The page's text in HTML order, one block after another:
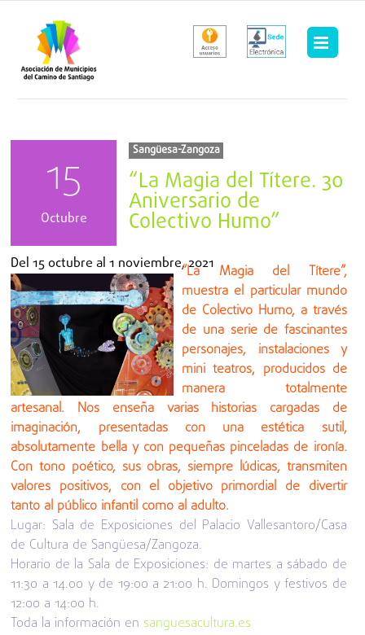
contenido
15
Octubre
Sangüesa-Zangoza
“La Magia del Títere. 30
Aniversario de
Colectivo Humo”
Del15 octubre al1 noviembre, 2021“La Magia del Títere”,
muestra el particular mundo
de Colectivo Humo, a través
de una serie de fascinantes
personajes, instalaciones y
mini teatros, producidos de
manera totalmente
artesanal. Nos enseña varias historias cargadas de
imaginación, presentadas con una estética sutil,
absolutamente bella y con pequeñas pinceladas de ironía.
Con tono poético, sus obras, siempre lúdicas, transmiten
valores positivos, con el objetivo primordial de divertir
tanto al público infantil como al adulto.
Lugar: Sala de Exposiciones del Palacio Vallesantoro/Casa
de Cultura de Sangüesa/Zangoza.
Horario de la Sala de Exposiciones: de martes a sábado de
11:30 a 14.00 y de 19:00 a 21:00 h. Domingos y festivos de
12:00 a 14:00 h.
Toda la información en sanguesacultura.es